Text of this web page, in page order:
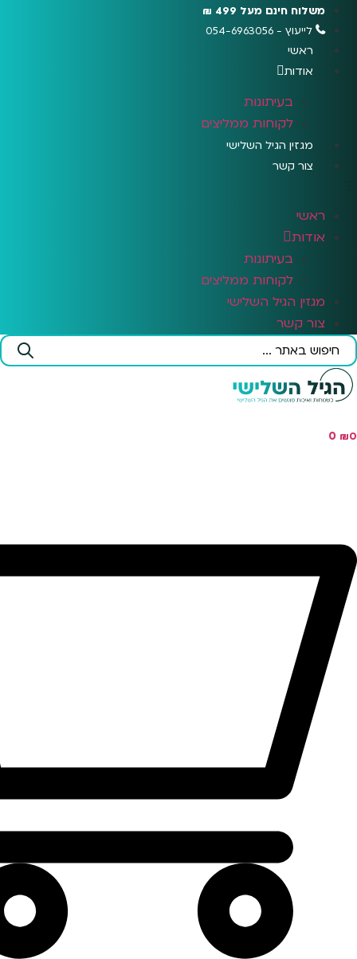
לתוכן
משלוח חינם מעל 499 ₪
לייעוץ - 054-6963056
ראשי
אודות
בעיתונות
לקוחות ממליצים
מגזין הגיל השלישי
צור קשר
ראשי
אודות
בעיתונות
לקוחות ממליצים
מגזין הגיל השלישי
צור קשר
Search
...
₪0
0